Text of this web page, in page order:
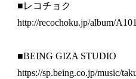
■レコチョク
http://recochoku.jp/album/
■BEING GIZA STUDIO
https://sp.being.co.jp/music/